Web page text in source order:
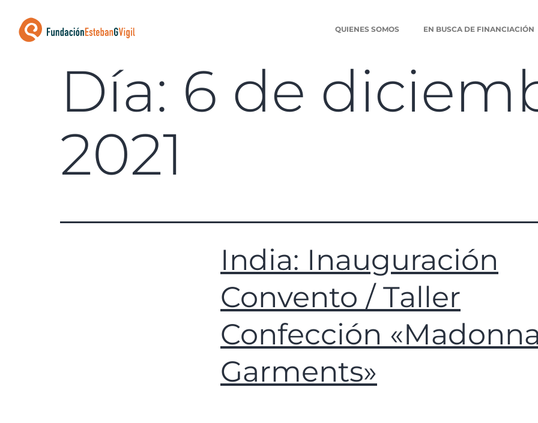
QUIENES SOMOS EN BUSCA DE FINANCIACIÓN
Día: 6 de
2021
India: Inauguración
Convento / Taller
Confección
Garments»